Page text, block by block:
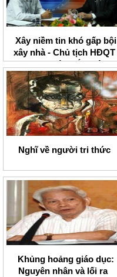
Xây niềm tin khó gấp bội
xây nhà - Chủ tịch HĐQT
Vincom Lê Khắc Hiệp
Nghĩ về người tri thức
Khủng hoảng giáo dục:
Nguyên nhân và lối ra